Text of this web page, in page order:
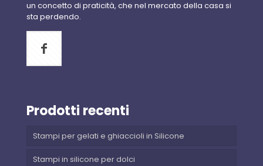
un concetto di praticità, che nel mercato della casa si
sta perdendo.
Prodotti recenti
Stampi per gelati e ghiaccioli in Silicone
Stampi in silicone per dolci